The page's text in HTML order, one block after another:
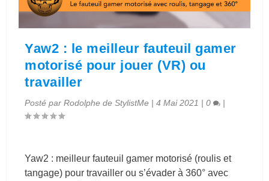
Yaw2 : le meilleur fauteuil gamer
motorisé pour jouer (VR) ou
travailler
Posté parRodolphe de StylistMe |4 Mai 2021 |0 |
Yaw2 : meilleur fauteuil gamer motorisé (roulis et
tangage) pour travailler ou s’évader à 360° avec